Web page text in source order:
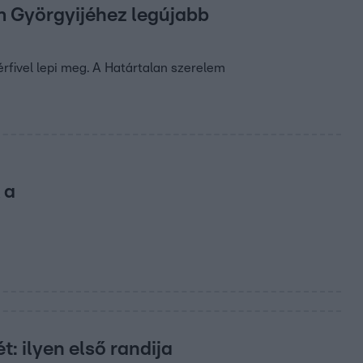
Györgyijéhez legújabb
lepi meg. A Határtalan szerelem
a
ilyen első randija